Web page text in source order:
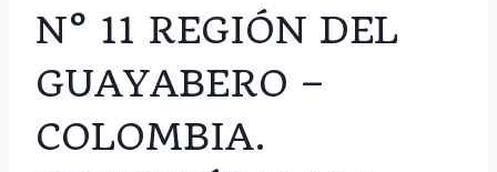
N° 11 REGIÓN DEL
GUAYABERO –
COLOMBIA.